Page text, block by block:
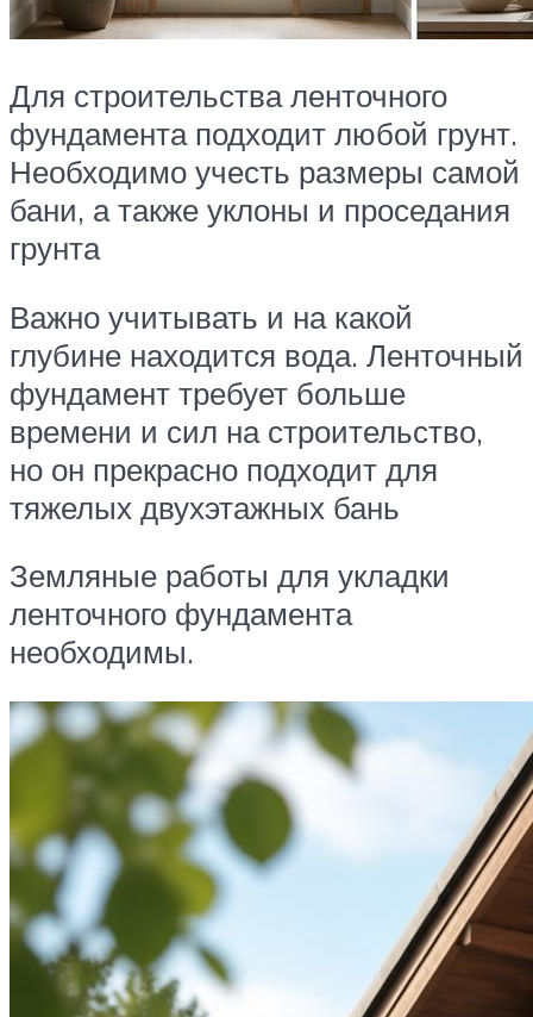
Для строительства ленточного
фундамента подходит любой грунт.
Необходимо учесть размеры самой
бани, а также уклоны и проседания
грунта
Важно учитывать и на какой
глубине находится вода. Ленточный
фундамент требует больше
времени и сил на строительство,
но он прекрасно подходит для
тяжелых двухэтажных бань
Земляные работы для укладки
ленточного фундамента
необходимы.